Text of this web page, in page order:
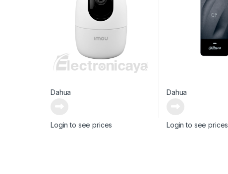
Dahua
Login to see prices
Dahua
Login to see prices